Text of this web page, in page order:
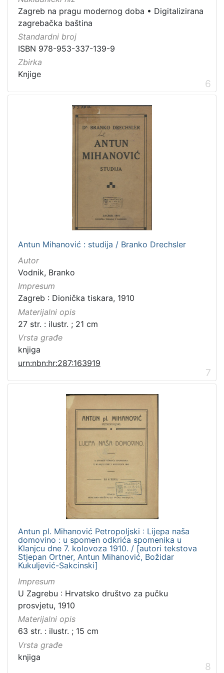
Zagreb na pragu modernog doba • Digitalizirana
zagrebačka baština
Standardni broj
ISBN 978-953-337-139-9
Zbirka
Knjige
6
Antun Mihanović : studija / Branko Drechsler
Autor
Vodnik, Branko
Impresum
Zagreb : Dionička tiskara, 1910
Materijalni opis
27 str. : ilustr. ; 21 cm
Vrsta građe
knjiga
urn:nbn:hr:287:163919
7
Antun pl. Mihanović Petropoljski : Lijepa naša
domovino : u spomen odkrića spomenika u
Klanjcu dne 7. kolovoza 1910. / [autori tekstova
Stjepan Ortner, Antun Mihanović, Božidar
Kukuljević-Sakcinski]
Impresum
U Zagrebu : Hrvatsko društvo za pučku
prosvjetu, 1910
Materijalni opis
63 str. : ilustr. ; 15 cm
Vrsta građe
knjiga
8